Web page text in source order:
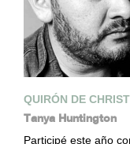
QUIRÓN DE
Tanya Huntington
Participé este año